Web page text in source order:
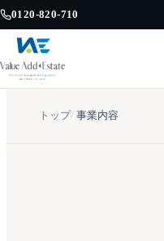
0120-820-710
トップ/ 事業内容